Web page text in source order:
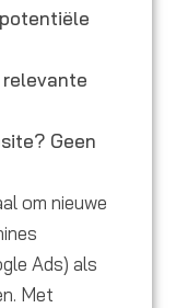
Geen
om nieuwe
Ads) als
Met